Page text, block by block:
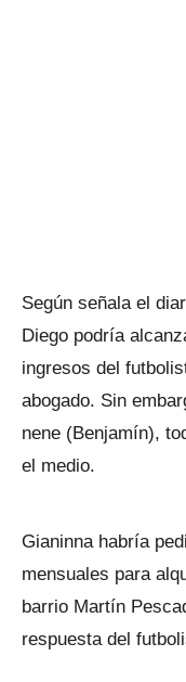
Según señala el
Diego podría
ingresos del
abogado. Sin
nene (Benjamín),
el medio.
Gianinna habría
mensuales para
barrio Martín
respuesta del